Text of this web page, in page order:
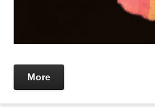
More